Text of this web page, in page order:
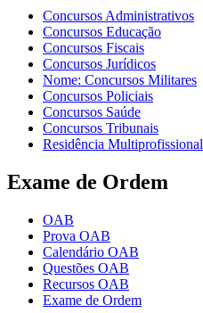
Concursos Administrativos
Concursos Educação
Concursos Fiscais
Concursos Jurídicos
Nome: Concursos Militares
Concursos Policiais
Concursos Saúde
Concursos Tribunais
Residência Multiprofissional
Exame de Ordem
OAB
Prova OAB
Calendário OAB
Questões OAB
Recursos OAB
Exame de Ordem